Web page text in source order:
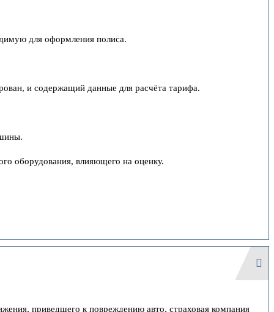
для оформления полиса.
и содержащий данные для расчёта тарифа.
оборудования, влияющего на оценку.
приведшего к повреждению авто, страховая компания